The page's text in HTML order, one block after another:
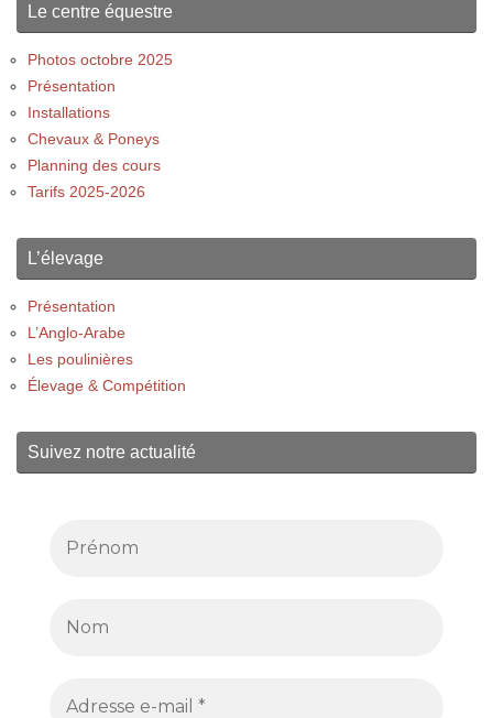
Le centre équestre
Photos octobre 2025
Présentation
Installations
Chevaux & Poneys
Planning des cours
Tarifs 2025-2026
L’élevage
Présentation
L’Anglo-Arabe
Les poulinières
Élevage & Compétition
Suivez notre actualité